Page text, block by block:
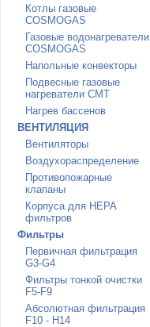
Котлы газовые
COSMOGAS
Газовые водонагреватели
COSMOGAS
Напольные конвекторы
Подвесные газовые
нагреватели CMT
Нагрев бассенов
ВЕНТИЛЯЦИЯ
Вентиляторы
Воздухораспределение
Противопожарные
клапаны
Корпуса для HEPA
фильтров
Фильтры
Первичная фильтрация
G3-G4
Фильтры тонкой очистки
F5-F9
Абсолютная фильтрация
F10 - H14